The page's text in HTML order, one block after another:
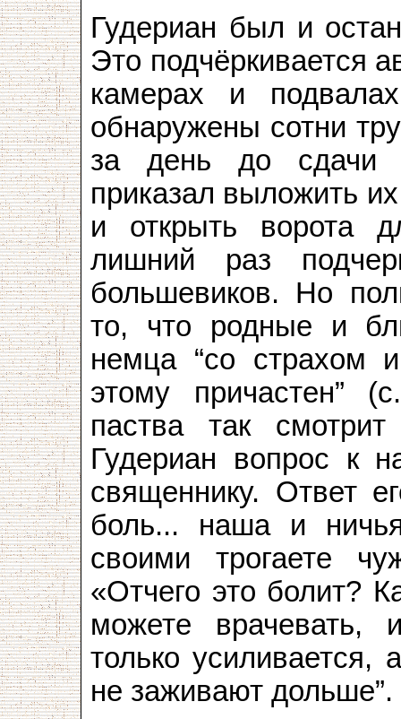
Гудериан был и
Это подчёркивается
камерах и
обнаружены сотни
за день до сдачи
приказал выложить
и открыть ворота
лишний раз
большевиков. Но
то, что родные и
немца “со страхом
этому причастен”
паства так
Гудериан вопрос к
священнику. Ответ
боль... наша и
своими трогаете
«Отчего это болит?
можете
только усиливается,
не заживают дольше”.